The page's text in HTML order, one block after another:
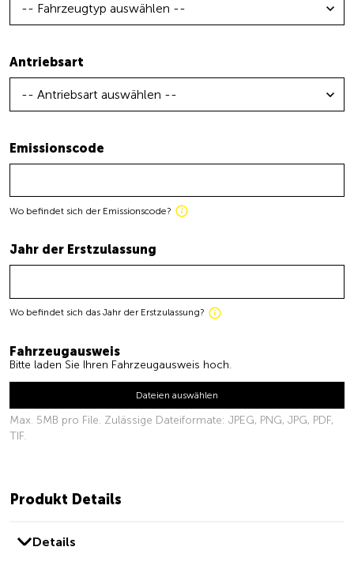
-- Fahrzeugtyp auswählen --
Antriebsart
-- Antriebsart auswählen --
Emissionscode
Wo befindet sich der Emissionscode?
Jahr der Erstzulassung
Wo befindet sich das Jahr der Erstzulassung?
Fahrzeugausweis
Bitte laden Sie Ihren Fahrzeugausweis hoch.
Dateien auswählen
Max. 5MB pro File. Zulässige Dateiformate: JPEG, PNG, JPG, PDF,
TIF.
Produkt Details
Details